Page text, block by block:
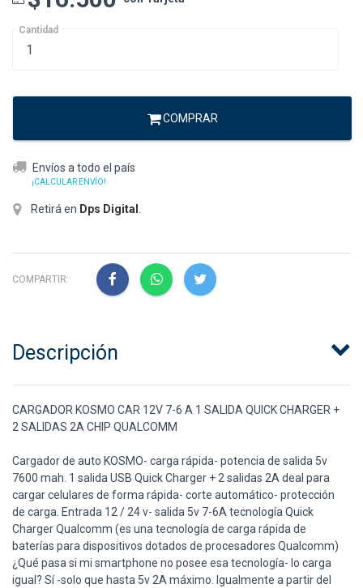
Cantidad
COMPRAR
Envíos a todo el país
¡CALCULAR ENVÍO!
Retirá en Dps Digital
COMPARTIR:
Descripción
CARGADOR KOSMO CAR 12V 7-6 A 1 SALIDA QUICK CHARGER +
2 SALIDAS 2A CHIP QUALCOMM
Cargador de auto KOSMO- carga rápida- potencia de salida 5v
7600 mah. 1 salida USB Quick Charger + 2 salidas 2A deal para
cargar celulares de forma rápida- corte automático- protección
de carga. Entrada 12 / 24 v- salida 5v 7-6A tecnología Quick
Charger Qualcomm (es una tecnología de carga rápida de
baterías para dispositivos dotados de procesadores Qualcomm)
¿Qué pasa si mi smartphone no posee esa tecnología- lo carga
igual? Sí -solo que hasta 5v 2A máximo. Igualmente a partir del